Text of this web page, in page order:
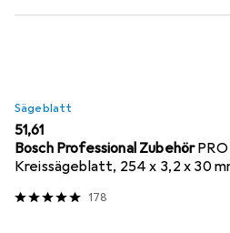
Sägeblatt
EUR
51,61
Bosch Professional Zubehör
Kreissägeblatt, 254 x 3,2 x 30
178